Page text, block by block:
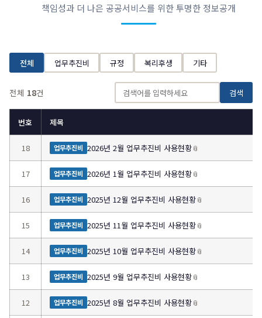
책임성과 더 나은 공공서비스를 위한 투명한 정보공개
전체 업무추진비 규정 복리후생 기타
전체 18건 검색
번호 제목
18 업무추진비 2026년 2월 업무추진비 사용현황📎
17 업무추진비 2026년 1월 업무추진비 사용현황📎
16 업무추진비 2025년 12월 업무추진비 사용현황📎
15 업무추진비 2025년 11월 업무추진비 사용현황📎
14 업무추진비 2025년 10월 업무추진비 사용현황📎
13 업무추진비 2025년 9월 업무추진비 사용현황📎
12 업무추진비 2025년 8월 업무추진비 사용현황📎